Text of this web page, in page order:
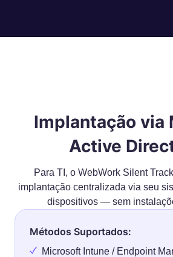
Implantação via
Active
Para TI, o WebWork Silent
implantação centralizada via seu
dispositivos — sem
Métodos Suportados:
Microsoft Intune / Endpoint